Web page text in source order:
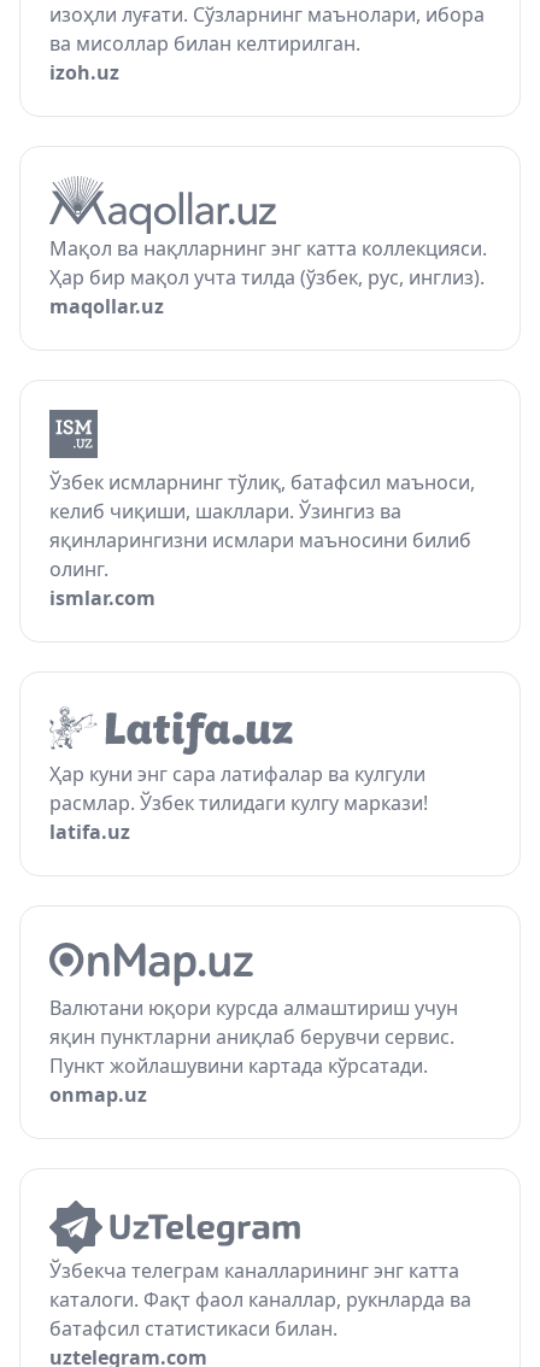
изоҳли луғати. Сўзларнинг маънолари, ибора
ва мисоллар билан келтирилган.
izoh.uz
Мақол ва нақлларнинг энг катта коллекцияси.
Ҳар бир мақол учта тилда (ўзбек, рус, инглиз).
maqollar.uz
Ўзбек исмларнинг тўлиқ, батафсил маъноси,
келиб чиқиши, шакллари. Ўзингиз ва
яқинларингизни исмлари маъносини билиб
олинг.
ismlar.com
Ҳар куни энг сара латифалар ва кулгули
расмлар. Ўзбек тилидаги кулгу маркази!
latifa.uz
Валютани юқори курсда алмаштириш учун
яқин пунктларни аниқлаб берувчи сервис.
Пункт жойлашувини картада кўрсатади.
onmap.uz
Ўзбекча телеграм каналларининг энг катта
каталоги. Фақт фаол каналлар, рукнларда ва
батафсил статистикаси билан.
uztelegram.com